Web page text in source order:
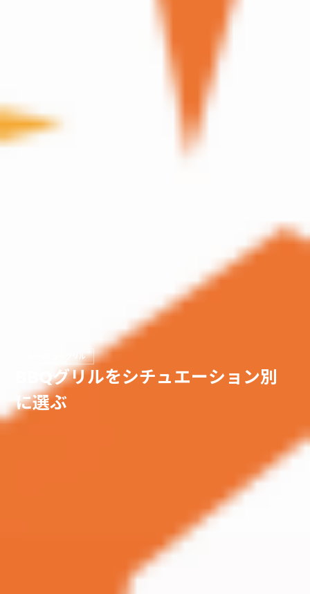
BBQグリルをシチュエーション別
に選ぶ
バーベキューグリル